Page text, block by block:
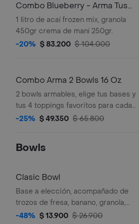
Combo Blueberry - Arma Tus
Bowls en Casa
1 litro de acaí frozen mix, granola
450gr crema de maní 250gr.
-20% $ 83.200 $ 104.000
Combo Arma 2 Bowls 16 Oz
2 bowls armables, elige tus bases y
tus 4 toppings favoritos para cada
uno
-25% $ 49.350 $ 65.800
Bowls
Clasic Bowl
Base a elección, acompañado de
trozos de fresa, banano, granola,
arándanos, miel y mantequilla de maní
-48% $ 13.900 $ 26.900